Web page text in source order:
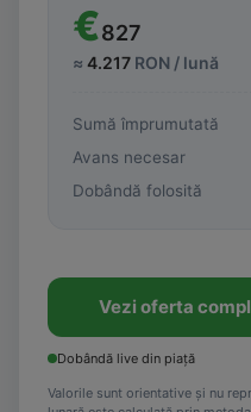
€827
≈ 4.217 RON / lună
Sumă împrumutată
Avans necesar
Dobândă folosită
Vezi oferta
Dobândă live din piață
Valorile sunt orientative și nu